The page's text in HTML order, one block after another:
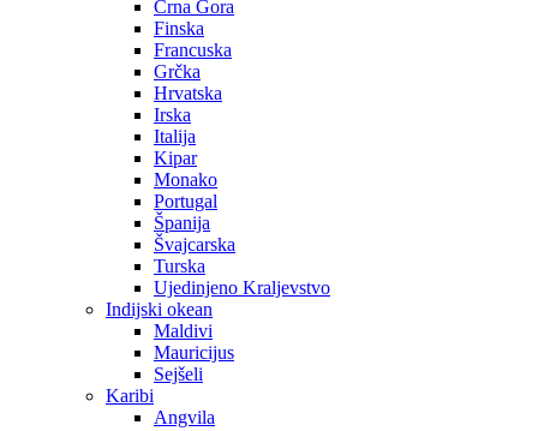
Crna Gora
Finska
Francuska
Grčka
Hrvatska
Irska
Italija
Kipar
Monako
Portugal
Španija
Švajcarska
Turska
Ujedinjeno Kraljevstvo
Indijski okean
Maldivi
Mauricijus
Sejšeli
Karibi
Angvila